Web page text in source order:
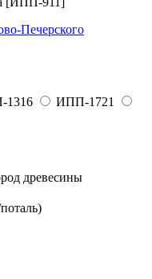
Печерского
ИПП-1721
древесины